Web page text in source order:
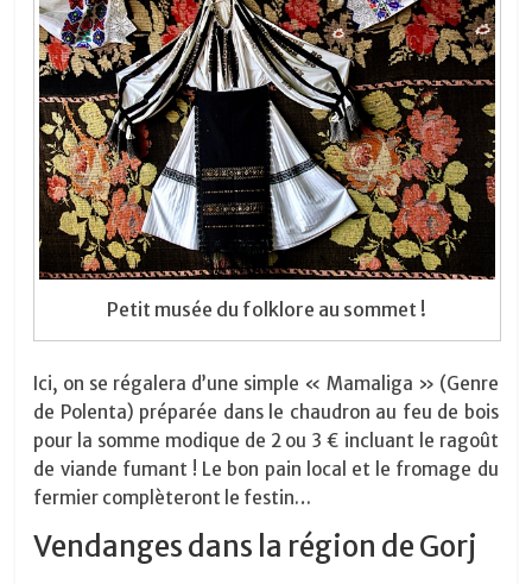
Petit musée du folklore au sommet !
Ici, on se régalera d’une simple « Mamaliga » (Genre
de Polenta) préparée dans le chaudron au feu de bois
pour la somme modique de 2 ou 3 € incluant le ragoût
de viande fumant ! Le bon pain local et le fromage du
fermier complèteront le festin…
Vendanges dans la région de Gorj